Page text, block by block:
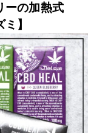
ーの加熱式
】